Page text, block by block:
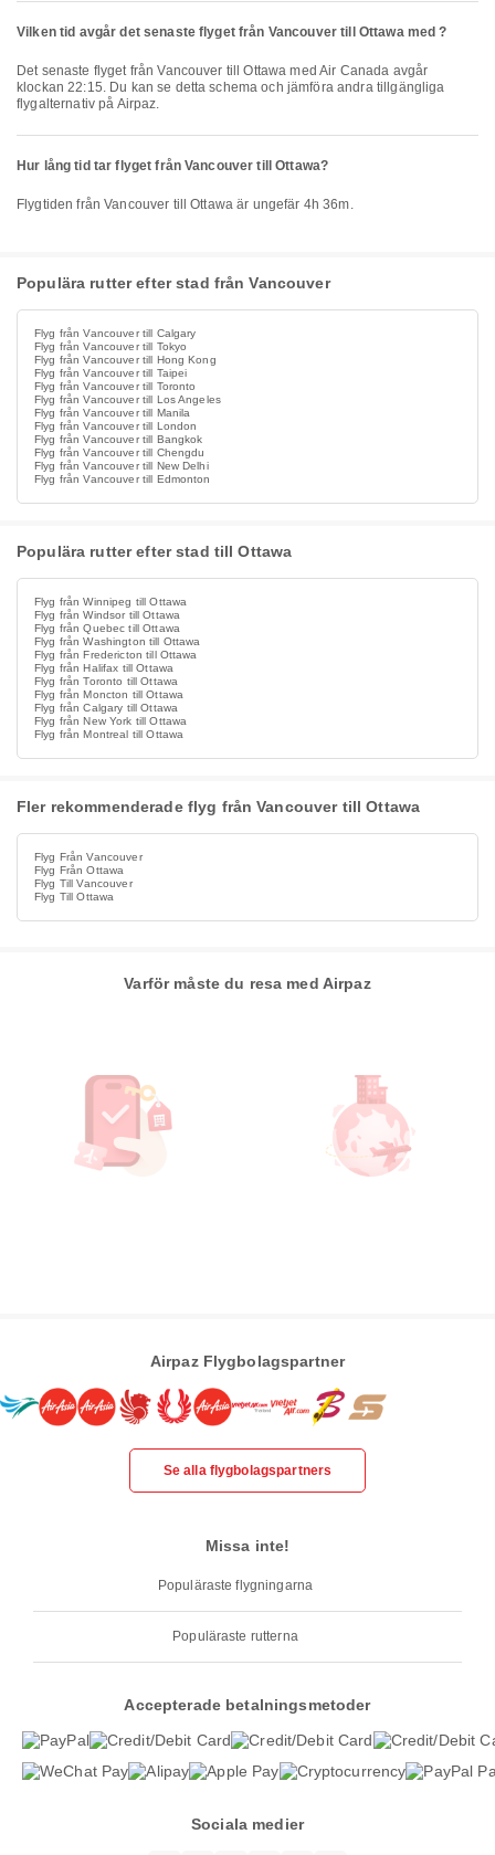
Vilken tid avgår det senaste flyget från Vancouver till Ottawa med ?
Det senaste flyget från Vancouver till Ottawa med Air Canada avgår
klockan 22:15. Du kan se detta schema och jämföra andra tillgängliga
flygalternativ på Airpaz.
Hur lång tid tar flyget från Vancouver till Ottawa?
Flygtiden från Vancouver till Ottawa är ungefär 4h 36m.
Populära rutter efter stad från Vancouver
Flyg från Vancouver till Calgary
Flyg från Vancouver till Tokyo
Flyg från Vancouver till Hong Kong
Flyg från Vancouver till Taipei
Flyg från Vancouver till Toronto
Flyg från Vancouver till Los Angeles
Flyg från Vancouver till Manila
Flyg från Vancouver till London
Flyg från Vancouver till Bangkok
Flyg från Vancouver till Chengdu
Flyg från Vancouver till New Delhi
Flyg från Vancouver till Edmonton
Populära rutter efter stad till Ottawa
Flyg från Winnipeg till Ottawa
Flyg från Windsor till Ottawa
Flyg från Quebec till Ottawa
Flyg från Washington till Ottawa
Flyg från Fredericton till Ottawa
Flyg från Halifax till Ottawa
Flyg från Toronto till Ottawa
Flyg från Moncton till Ottawa
Flyg från Calgary till Ottawa
Flyg från New York till Ottawa
Flyg från Montreal till Ottawa
Fler rekommenderade flyg från Vancouver till Ottawa
Flyg Från Vancouver
Flyg Från Ottawa
Flyg Till Vancouver
Flyg Till Ottawa
Varför måste du resa med Airpaz
Airpaz Flygbolagspartner
Se alla flygbolagspartners
Missa inte!
Populäraste flygningarna
Populäraste rutterna
Accepterade betalningsmetoder
Sociala medier